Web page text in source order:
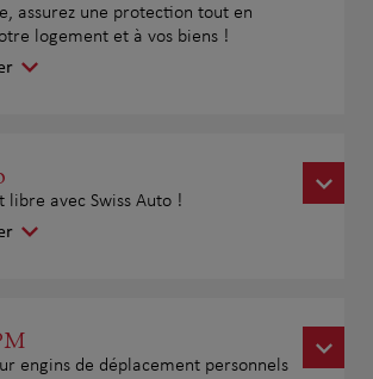
assurez une protection tout en
logement et à vos biens !
libre avec Swiss Auto !
engins de déplacement personnels